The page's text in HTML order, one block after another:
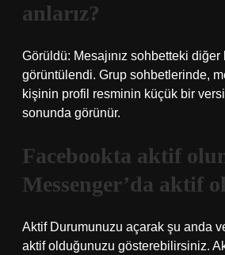
anlarız?
Görüldü: Mesajınız sohbetteki diğer
görüntülendi. Grup sohbetlerinde,
kişinin profil resminin küçük bir
sonunda görünür.
Facebookta aktif
Messenger’da aktif
Aktif Durumunuzu açarak şu anda
aktif olduğunuzu gösterebilirsiniz.